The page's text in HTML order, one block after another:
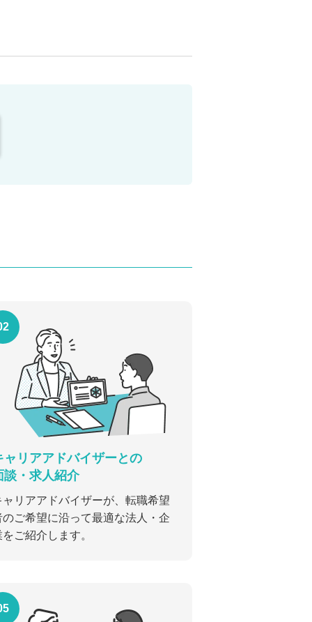
ャリアアドバイザーとの
談・求人紹介
ャリアアドバイザーが、転職希望
のご希望に沿って最適な法人・企
をご紹介します。